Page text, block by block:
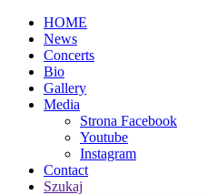
HOME
News
Concerts
Bio
Gallery
Media
Strona Facebook
Youtube
Instagram
Contact
Szukaj